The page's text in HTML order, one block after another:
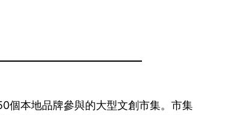
個本地品牌參與的大型文創市集。市集